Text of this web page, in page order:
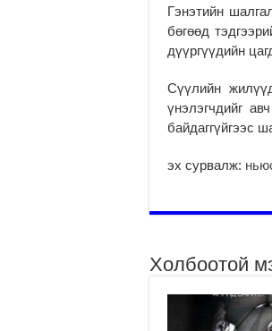
Гэнэтийн
бөгөөд
дүүргүүдийн
Сүүлийн
үнэлэгчдийг
байдаггүйгээс
эх сурвалж:
Холбоотой